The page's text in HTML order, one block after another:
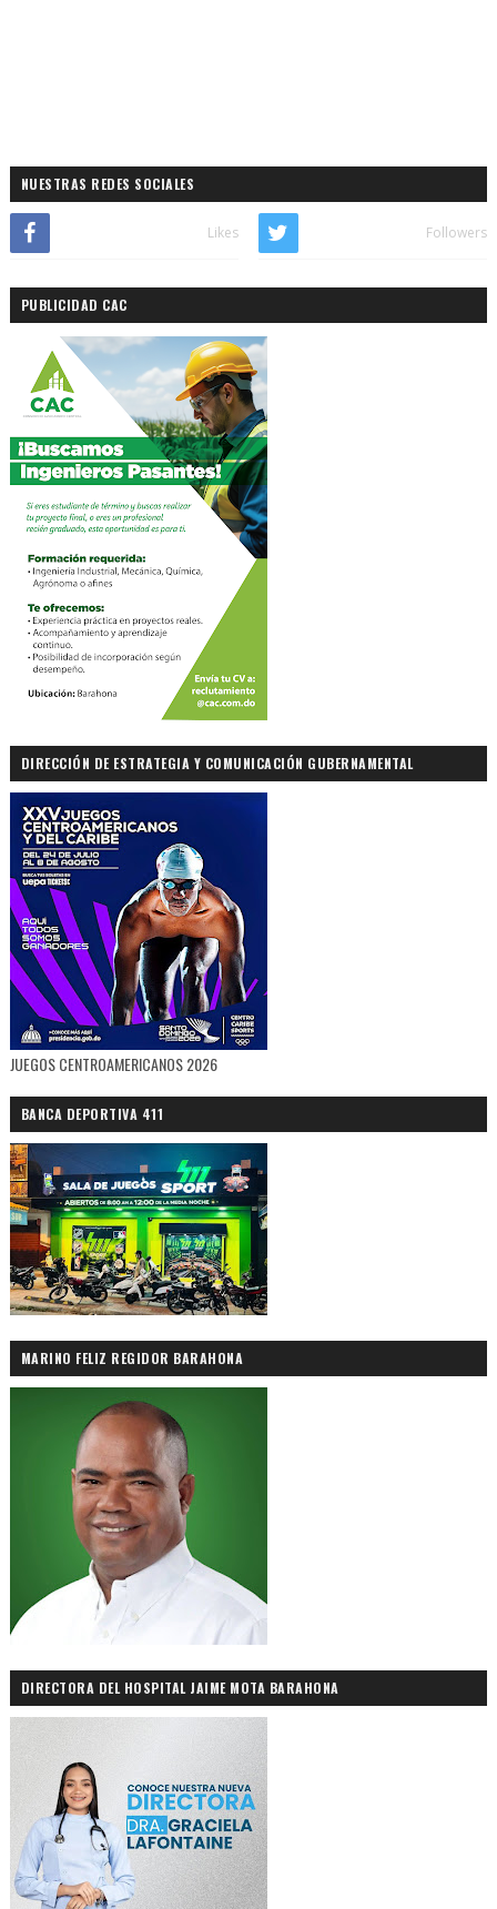
NUESTRAS REDES SOCIALES
Likes Followers
PUBLICIDAD CAC
DIRECCIÓN DE ESTRATEGIA Y COMUNICACIÓN GUBERNAMENTAL
JUEGOS CENTROAMERICANOS 2026
BANCA DEPORTIVA 411
MARINO FELIZ REGIDOR BARAHONA
DIRECTORA DEL HOSPITAL JAIME MOTA BARAHONA